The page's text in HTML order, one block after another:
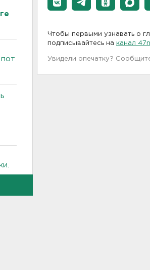
Чтобы первыми узнавать о
подписывайтесь на канал
Увидели опечатку?